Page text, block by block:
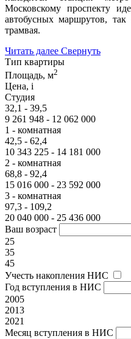
Московскому проспекту
автобусных маршрутов,
трамвая.
Читать далее Свернуть
Тип квартиры
Площадь, м2
Цена, i
Студия
32,1 - 39,5
9 261 948 - 12 062 000
1 - комнатная
42,5 - 62,4
10 343 225 - 14 181 000
2 - комнатная
68,8 - 92,4
15 016 000 - 23 592 000
3 - комнатная
97,3 - 109,2
20 040 000 - 25 436 000
Ваш возраст
25
35
45
Учесть накопления НИС
Год вступления в НИС
2005
2013
2021
Месяц вступления в НИС